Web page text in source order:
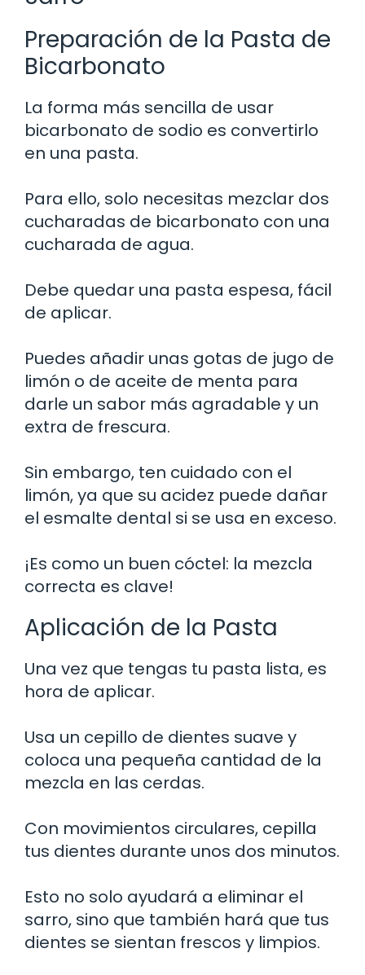
Preparación de la Pasta de
Bicarbonato
La forma más sencilla de usar
bicarbonato de sodio es convertirlo
en una pasta.
Para ello, solo necesitas mezclar dos
cucharadas de bicarbonato con una
cucharada de agua.
Debe quedar una pasta espesa, fácil
de aplicar.
Puedes añadir unas gotas de jugo de
limón o de aceite de menta para
darle un sabor más agradable y un
extra de frescura.
Sin embargo, ten cuidado con el
limón, ya que su acidez puede dañar
el esmalte dental si se usa en exceso.
¡Es como un buen cóctel: la mezcla
correcta es clave!
Aplicación de la Pasta
Una vez que tengas tu pasta lista, es
hora de aplicar.
Usa un cepillo de dientes suave y
coloca una pequeña cantidad de la
mezcla en las cerdas.
Con movimientos circulares, cepilla
tus dientes durante unos dos minutos.
Esto no solo ayudará a eliminar el
sarro, sino que también hará que tus
dientes se sientan frescos y limpios.